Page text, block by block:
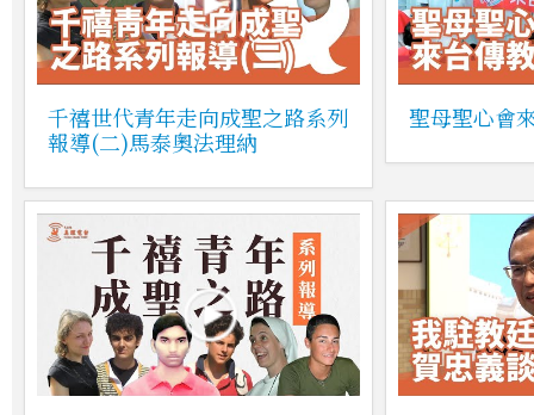
千禧世代青年走向成聖之路系列
報導(二)馬泰奧法理納
聖母聖心會